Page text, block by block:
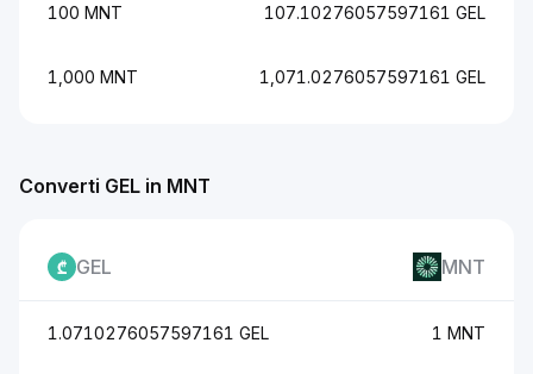
100 MNT 107.10276057597161 GEL
1,000 MNT 1,071.0276057597161 GEL
Converti GEL in MNT
GEL MNT
1.0710276057597161 GEL 1 MNT